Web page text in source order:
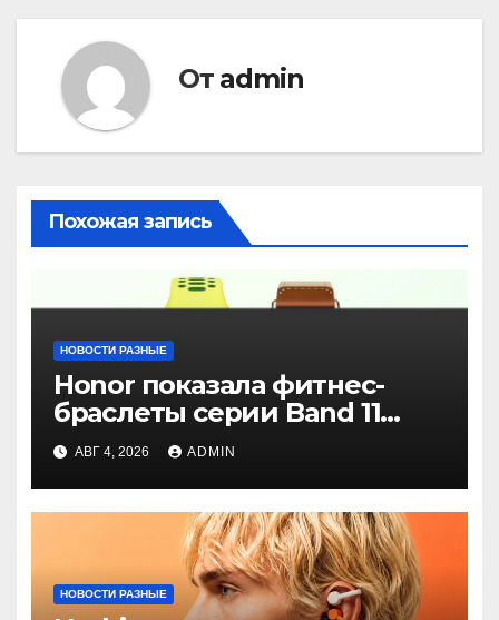
От admin
Похожая запись
НОВОСТИ РАЗНЫЕ
Honor показала фитнес-
браслеты серии Band 11
с GPS и автономностью до
26 дней
АВГ 4, 2026 ADMIN
НОВОСТИ РАЗНЫЕ